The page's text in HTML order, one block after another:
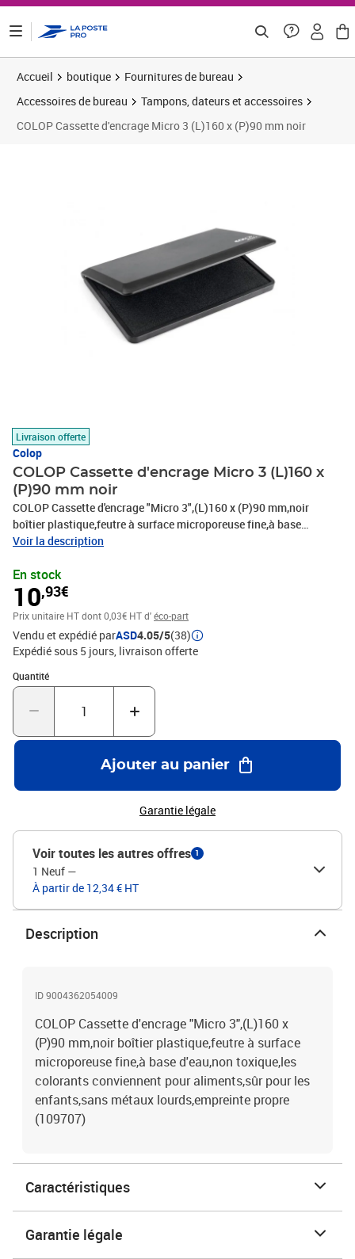
Accueil boutique
Fournitures de bureau
Accessoires de bureau
Tampons, dateurs et accessoires
COLOP Cassette d'encrage Micro 3 (L)160 x (P)90 mm noir
Livraison offerte
Colop
COLOP Cassette d'encrage Micro 3 (L)160 x
(P)90 mm noir
COLOP Cassette d'encrage "Micro 3",(L)160 x (P)90 mm,noir
boîtier plastique,feutre à surface microporeuse fine,à base
d'eau,non toxique,les colorants conviennent pour aliments,sûr
Voir la description
En stock
10,93€
Prix unitaire HTdont 0,03€ HT d'éco-part
Vendu et expédié parASD4.05/5(38)
Expédié sous 5 jours livraison offerte
Quantité
Quantité : 1
Ajouter au panier
Garantie légale
Voir toutes les autres offres 1
1 Neuf —
À partir de 12,34 € HT
Description
ID 9004362054009
COLOP Cassette d'encrage "Micro 3",(L)160 x
(P)90 mm,noir boîtier plastique,feutre à surface
microporeuse fine,à base d'eau,non toxique,les
colorants conviennent pour aliments,sûr pour les
enfants,sans métaux lourds,empreinte propre
(109707)
Caractéristiques
Garantie légale